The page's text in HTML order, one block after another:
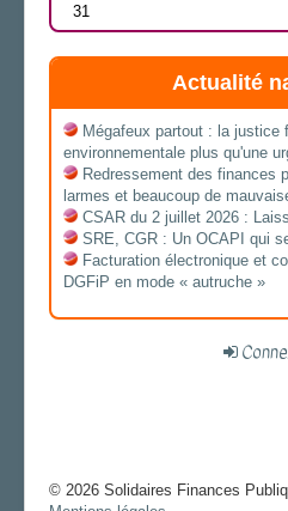
31
Actualité
Mégafeux partout : la justice
environnementale plus qu'une
Redressement des finances
larmes et beaucoup de
CSAR du 2 juillet 2026 :
SRE, CGR : Un OCAPI qui
Facturation électronique et
DGFiP en mode « autruche »
© 2026 Solidaires Finances